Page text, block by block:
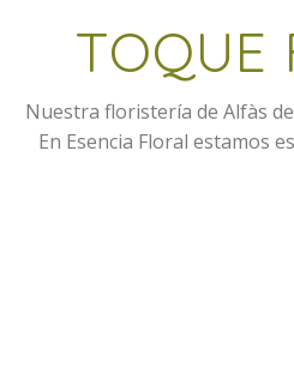
TOQUE
Nuestra floristería de Alfàs
En Esencia Floral estamos